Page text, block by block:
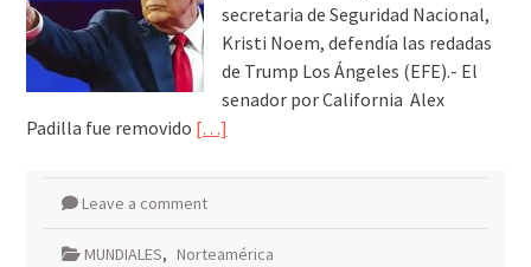
secretaria de Seguridad Nacional,
Kristi Noem, defendía las redadas
de Trump Los Ángeles (EFE).- El
senador por California Alex
Padilla fue removido […]
Leave a comment
MUNDIALES, Norteamérica